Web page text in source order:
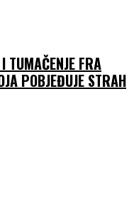
FRA
POBJEĐUJE STRAH